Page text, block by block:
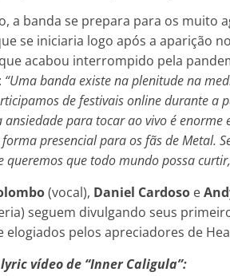
a banda se prepara para os muito
se iniciaria logo após a aparição
acabou interrompido pela
“Uma banda existe na plenitude na
de festivais online durante
ansiedade para tocar ao vivo é
presencial para os fãs de Metal.
queremos que todo mundo possa
(vocal), Daniel Cardoso e
seguem divulgando seus
elogiados pelos apreciadores de
vídeo de “Inner Caligula”: